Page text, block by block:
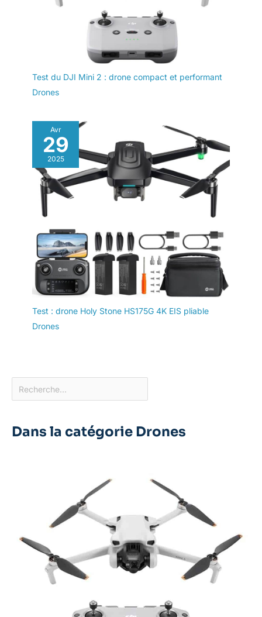
Test du DJI Mini 2 : drone compact et performant
Drones
Avr
29
2025
Test : drone Holy Stone HS175G 4K EIS pliable
Drones
Dans la catégorie Drones